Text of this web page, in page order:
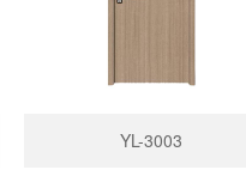
YL-3003